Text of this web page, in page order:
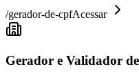
/gerador-de-cpfAcessar
Gerador e Validador